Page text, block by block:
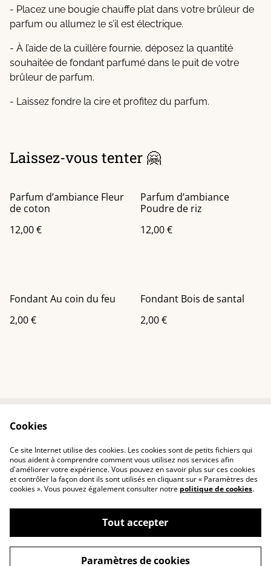
- Placez une bougie chauffe plat dans votre brûleur de
parfum ou allumez le s’il est électrique.
- À l’aide de la cuillère fournie, déposez la quantité
souhaitée de fondant parfumé dans le puit de votre
brûleur de parfum.
- Laissez fondre la cire et profitez du parfum.
Laissez-vous tenter 🤗
Parfum d’ambiance Fleur
de coton
12,00 €
Parfum d’ambiance
Poudre de riz
12,00 €
Fondant Au coin du feu
2,00 €
Fondant Bois de santal
2,00 €
Politique de
confidentialité
Politique de cookies
©2026Arden Lueurs
Cookies
Ce site Internet utilise des cookies. Les cookies sont de petits fichiers qui
nous aident à comprendre comment vous utilisez nos services afin
d'améliorer votre expérience. Vous pouvez en savoir plus sur ces cookies
et contrôler la façon dont ils sont utilisés en cliquant sur « Paramètres des
cookies ». Vous pouvez également consulter notre politique de cookies.
Tout accepter
Paramètres de cookies